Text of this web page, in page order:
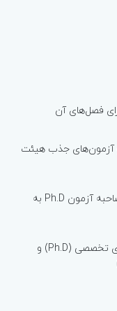
فصل‌های آن
آزمون‌های جذب هیئت
راهنمای جامع آمادگی برای جلسه­ ی مصاحبه­ آزمون Ph.D به
ویژه­ متقاضیان شرکت در آزمون دکتری تخصصی (Ph.D) و